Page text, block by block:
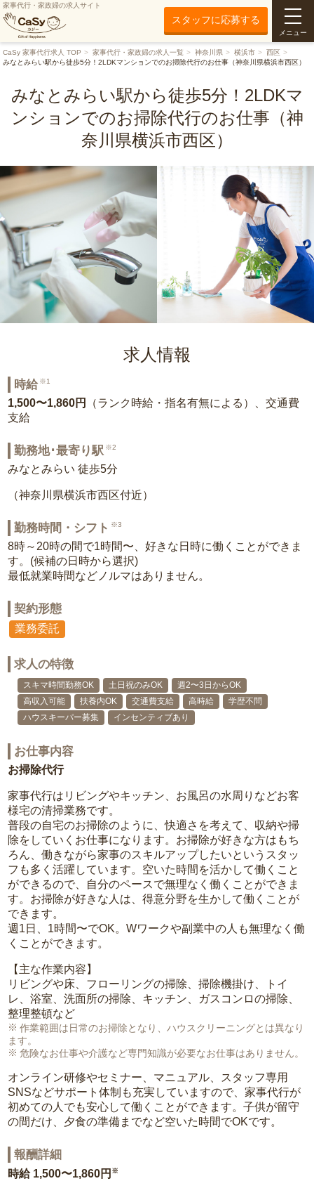
家事代行・家政婦の求人サイト
スタッフに応募する
メニュー
CaSy 家事代行求人 TOP 家事代行・家政婦の求人一覧 神奈川県 横浜市
西区
みなとみらい駅から徒歩5分！2LDKマンションでのお掃除代行のお仕事（神奈川県横浜市西区）
みなとみらい駅から徒歩5分！2LDKマ
ンションでのお掃除代行のお仕事（神
奈川県横浜市西区）
求人情報
時給 ※1
1,500〜1,860円
（ランク時給・指名有無による）、交通費
支給
勤務地･最寄り駅 ※2
みなとみらい 徒歩5分
（神奈川県横浜市西区付近）
勤務時間・シフト ※3
8時～20時の間で1時間〜、好きな日時に働くことができま
す。(候補の日時から選択)
最低就業時間などノルマはありません。
契約形態
業務委託
求人の特徴
スキマ時間勤務OK 土日祝のみOK
週2〜3日からOK
高収入可能
扶養内OK 交通費支給 高時給
学歴不問
ハウスキーパー募集
インセンティブあり
お仕事内容
お掃除代行
家事代行はリビングやキッチン、お風呂の水周りなどお客
様宅の清掃業務です。
普段の自宅のお掃除のように、快適さを考えて、収納や掃
除をしていくお仕事になります。お掃除が好きな方はもち
ろん、働きながら家事のスキルアップしたいというスタッ
フも多く活躍しています。空いた時間を活かして働くこと
ができるので、自分のペースで無理なく働くことができま
す。お掃除が好きな人は、得意分野を生かして働くことが
できます。
週1日、1時間〜でOK。Wワークや副業中の人も無理なく働
くことができます。
【主な作業内容】
リビングや床、フローリングの掃除、掃除機掛け、トイ
レ、浴室、洗面所の掃除、キッチン、ガスコンロの掃除、
整理整頓など
作業範囲は日常のお掃除となり、ハウスクリーニングとは異なり
ます。
危険なお仕事や介護など専門知識が必要なお仕事はありません。
オンライン研修やセミナー、マニュアル、スタッフ専用
SNSなどサポート体制も充実していますので、家事代行が
初めての人でも安心して働くことができます。子供が留守
の間だけ、夕食の準備までなど空いた時間でOKです。
報酬詳細
時給 1,500〜1,860円 ※